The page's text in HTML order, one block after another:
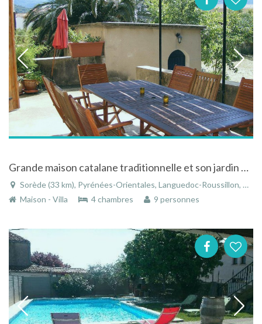
Grande maison catalane traditionnelle et son jardin privé (vue sur le Canigou)
Sorède (33 km), Pyrénées-Orientales, Languedoc-Roussillon, Occitanie, France
Maison - Villa
4 chambres 9 personnes